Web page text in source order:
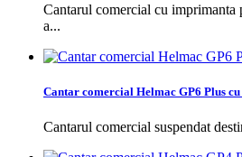
Cantarul comercial cu imprimanta
a...
Cantar comercial Helmac GP6 Plus
Cantarul comercial suspendat